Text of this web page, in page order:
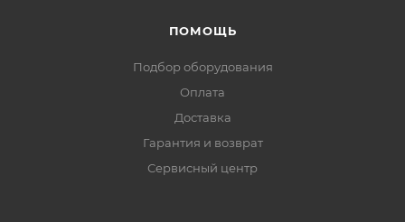
ПОМОЩЬ
Подбор оборудования
Оплата
Доставка
Гарантия и возврат
Сервисный центр